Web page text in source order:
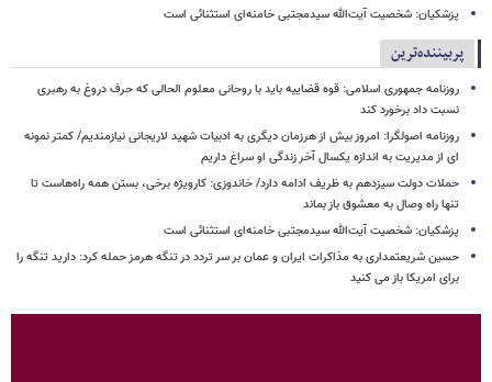
پزشکیان: شخصیت آیت‌الله سیدمجتبی خامنه‌ای استثنائی است
پربیننده‌ترین
روزنامه جمهوری اسلامی: قوه قضاییه باید با روحانی معلوم الحالی که حرف دروغ به رهبری
نسبت داد برخورد کند
روزنامه اصولگرا: امروز بیش از هرزمان دیگری به ادبیات شهید لاریجانی نیازمندیم/ کمتر نمونه
ای از مدیریت به اندازه یکسال آخر زندگی او سراغ داریم
حملات دولت سیزدهم به ظریف ادامه دارد/ خاندوزی: کارویژه برخی، بستن همه راه‌هاست تا
تنها راه وصال به معشوق باز بماند
پزشکیان: شخصیت آیت‌الله سیدمجتبی خامنه‌ای استثنائی است
حسین شریعتمداری به مذاکرات ایران و عمان بر سر تردد در تنگه هرمز حمله کرد: دارید تنگه را
برای امریکا باز می کنید